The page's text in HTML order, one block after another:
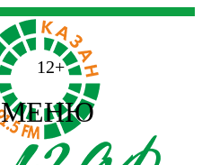
12+
МЕНЮ